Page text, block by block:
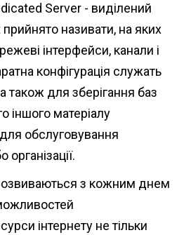
Server - виділений
називати, на яких
інтерфейси, канали і
конфігурація служать
також для зберігання баз
іншого матеріалу
обслуговування
з кожним днем
інтернету не тільки